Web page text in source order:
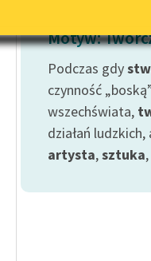
Motyw:
Podczas gdy
czynność
wszechświata,
działań
artysta,sztuka,